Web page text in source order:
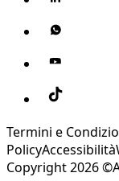
Termini e
PolicyAccessibilità
Copyright 2026